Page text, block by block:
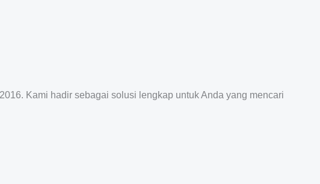
Kami hadir sebagai solusi lengkap untuk Anda yang mencari